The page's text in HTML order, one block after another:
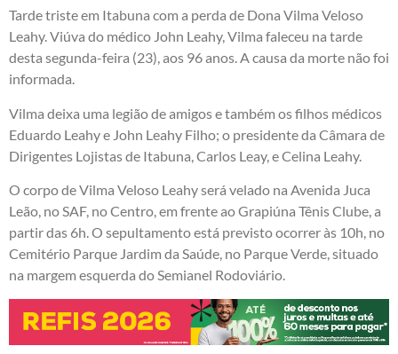
Tarde triste em Itabuna com a perda de Dona Vilma Veloso
Leahy. Viúva do médico John Leahy, Vilma faleceu na tarde
desta segunda-feira (23), aos 96 anos. A causa da morte não foi
informada.
Vilma deixa uma legião de amigos e também os filhos médicos
Eduardo Leahy e John Leahy Filho; o presidente da Câmara de
Dirigentes Lojistas de Itabuna, Carlos Leay, e Celina Leahy.
O corpo de Vilma Veloso Leahy será velado na Avenida Juca
Leão, no SAF, no Centro, em frente ao Grapiúna Tênis Clube, a
partir das 6h. O sepultamento está previsto ocorrer às 10h, no
Cemitério Parque Jardim da Saúde, no Parque Verde, situado
na margem esquerda do Semianel Rodoviário.